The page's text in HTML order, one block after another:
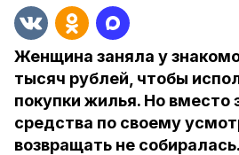
Женщина заняла у
тысяч рублей, чтобы
покупки жилья. Но вместо
средства по своему
возвращать не собиралась.